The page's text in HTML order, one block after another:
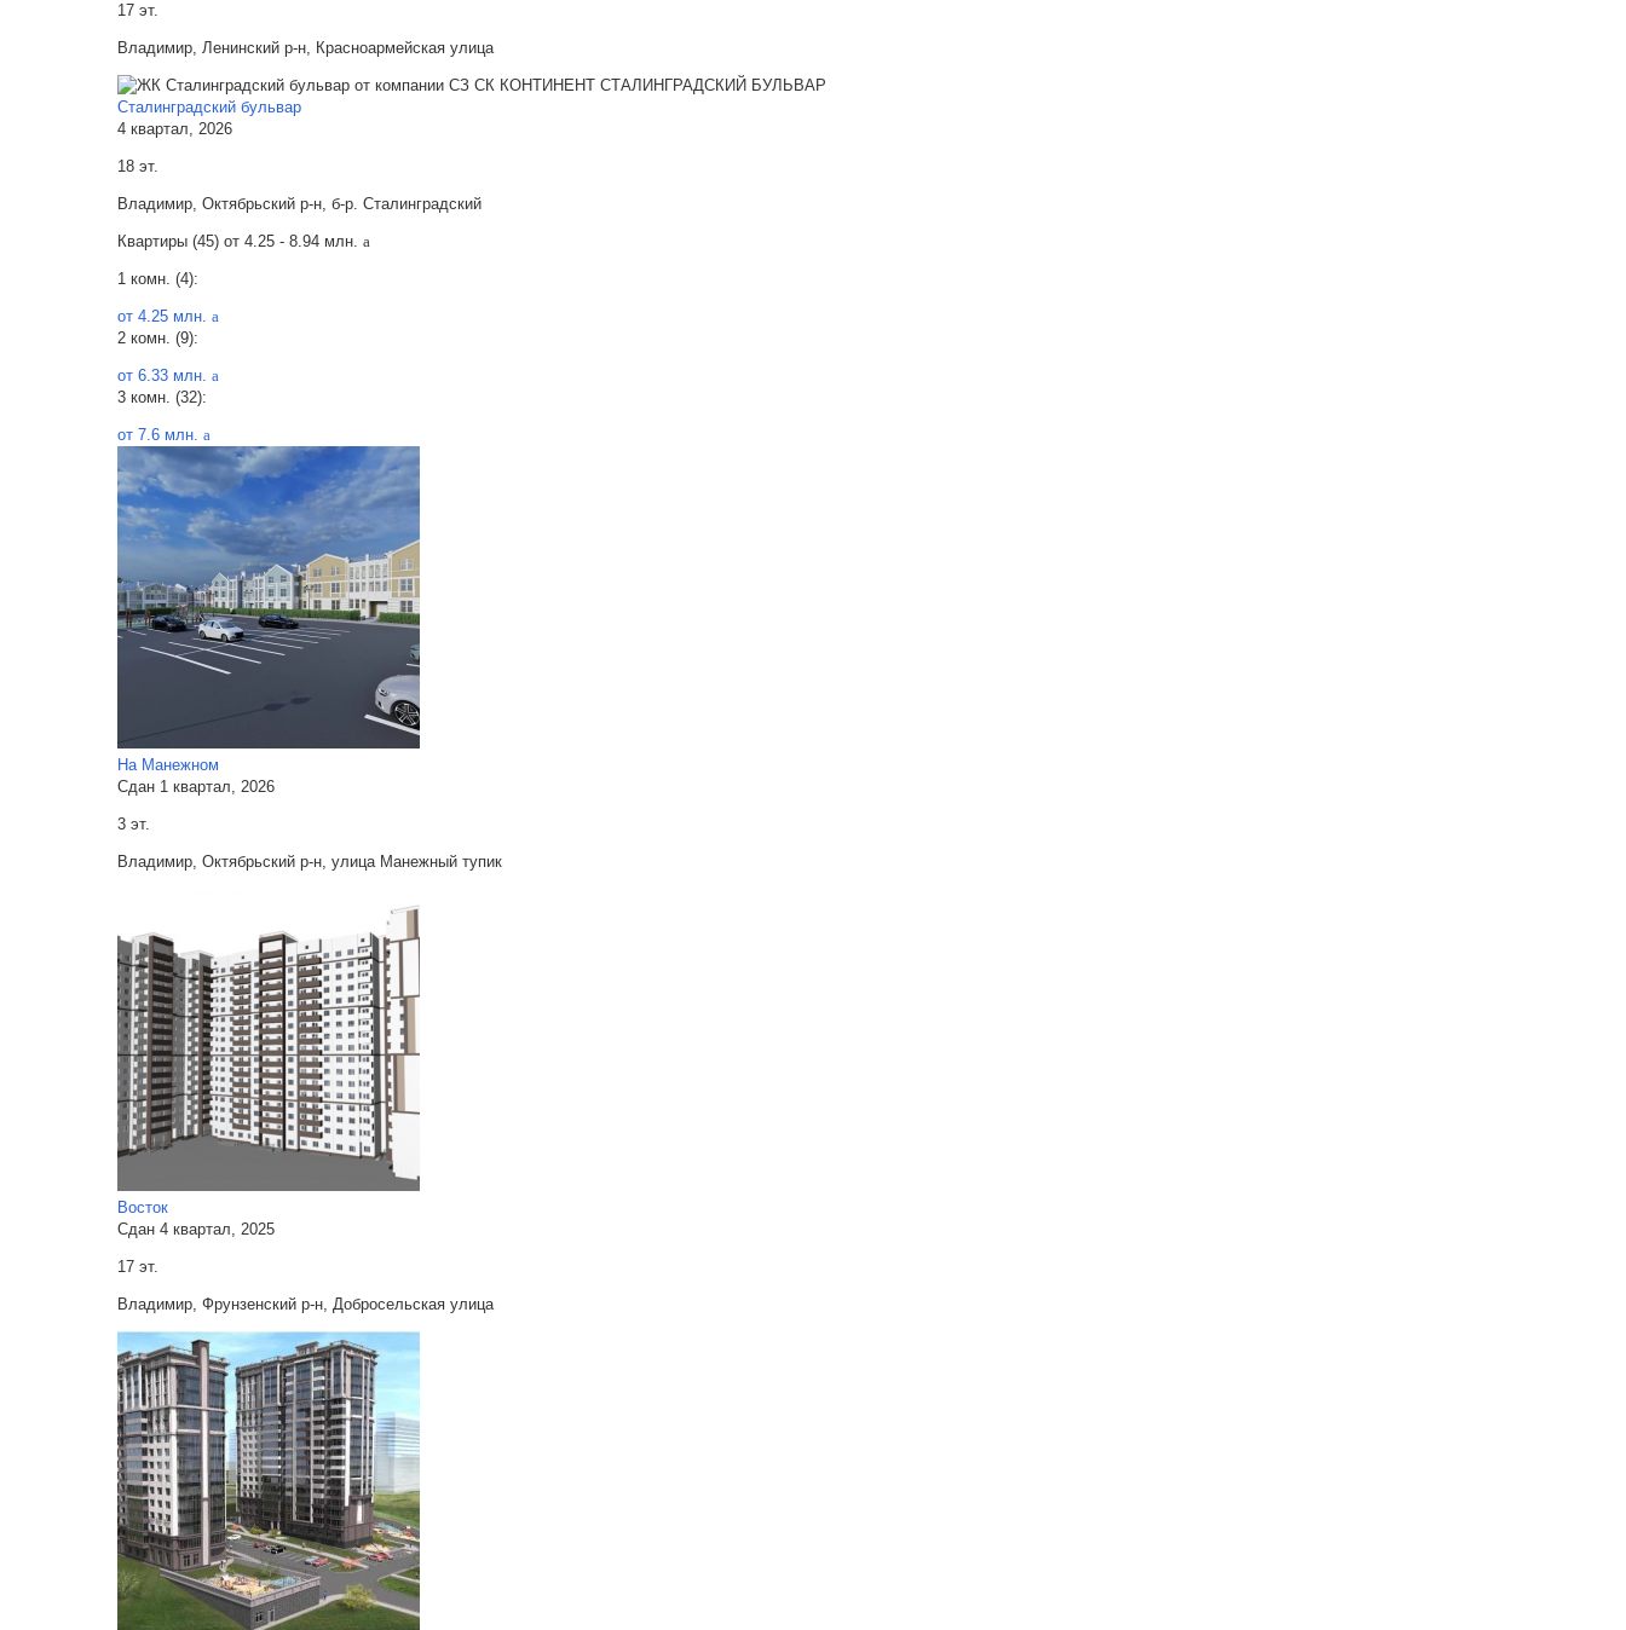
17 эт.
Владимир, Ленинский р-н, Красноармейская улица
Сталинградский бульвар
4 квартал, 2026
18 эт.
Владимир, Октябрьский р-н, б-р. Сталинградский
Квартиры (45) от 4.25 - 8.94 млн. a
1 комн. (4):
от 4.25 млн. a
2 комн. (9):
от 6.33 млн. a
3 комн. (32):
от 7.6 млн. a
На Манежном
Сдан 1 квартал, 2026
3 эт.
Владимир, Октябрьский р-н, улица Манежный тупик
Восток
Сдан 4 квартал, 2025
17 эт.
Владимир, Фрунзенский р-н, Добросельская улица